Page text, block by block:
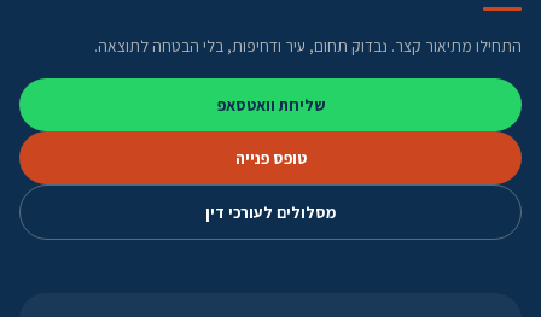
התחילו מתיאור קצר. נבדוק תחום, עיר ודחיפות, בלי הבטחה לתוצאה.
שליחת וואטסאפ
טופס פנייה
מסלולים לעורכי דין